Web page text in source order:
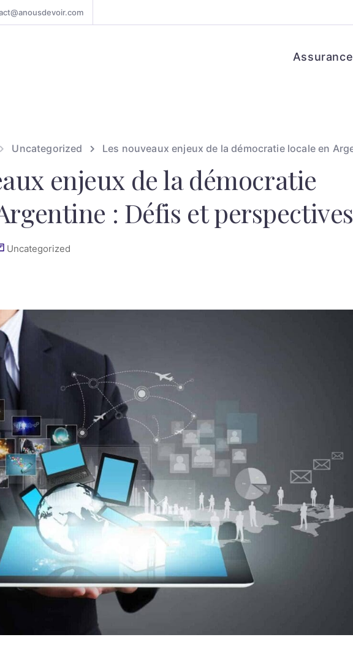
Assurance
Uncategorized Les nouveaux enjeux de la démocratie locale en
enjeux de la démocratie
: Défis et perspectives
Uncategorized